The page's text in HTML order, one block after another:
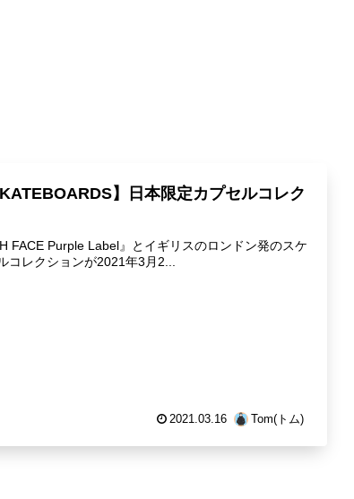
】日本限定カプセルコレク
FACE Purple Label』とイギリスのロンドン発のスケ
コレクションが2021年3月2...
2021.03.16 Tom(トム)